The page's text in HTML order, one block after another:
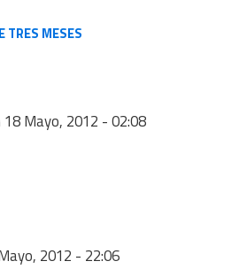
TRES MESES
18 Mayo, 2012 - 02:08
2012 - 22:06